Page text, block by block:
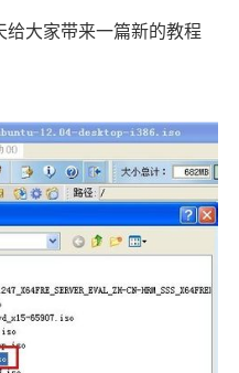
大家带来一篇新的教程